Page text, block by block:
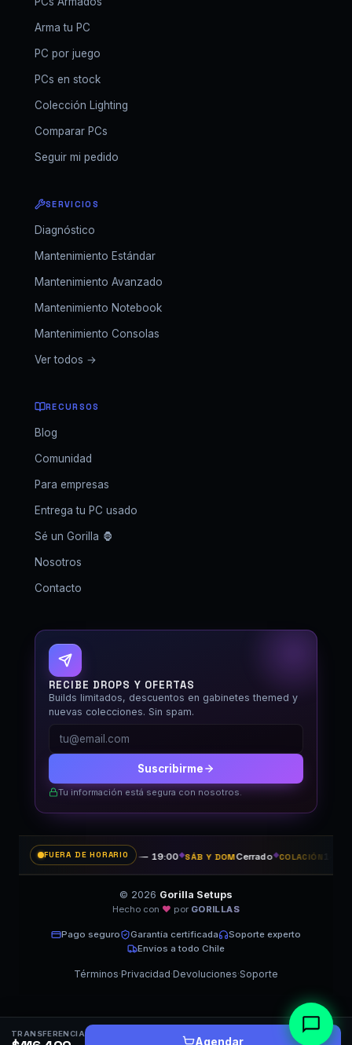
TRANSFERENCIA
Agendar
Arma tu PC
PC por juego
PCs en stock
Colección Lighting
Comparar PCs
Seguir mi pedido
SERVICIOS
Diagnóstico
Mantenimiento Estándar
Mantenimiento Avanzado
Mantenimiento Notebook
Mantenimiento Consolas
Ver todos →
RECURSOS
Blog
Comunidad
Para empresas
Entrega tu PC usado
Sé un Gorilla 🦍
Nosotros
Contacto
RECIBE DROPS Y OFERTAS
Builds limitados, descuentos en gabinetes themed y
nuevas colecciones. Sin spam.
Suscribirme
Tu información está segura con nosotros.
FUERA DE HORARIO
LUN A VIE11:00 — 19:00◆SÁB Y DOMCerrado◆COLACIÓN 14:30
© 2026 Gorilla Setups
Hecho con ♥ por GORILLAS
Pago seguro Garantía certificada
Soporte experto
Envíos a todo Chile
Términos·Privacidad·Devoluciones·Soporte
Fuera de horario